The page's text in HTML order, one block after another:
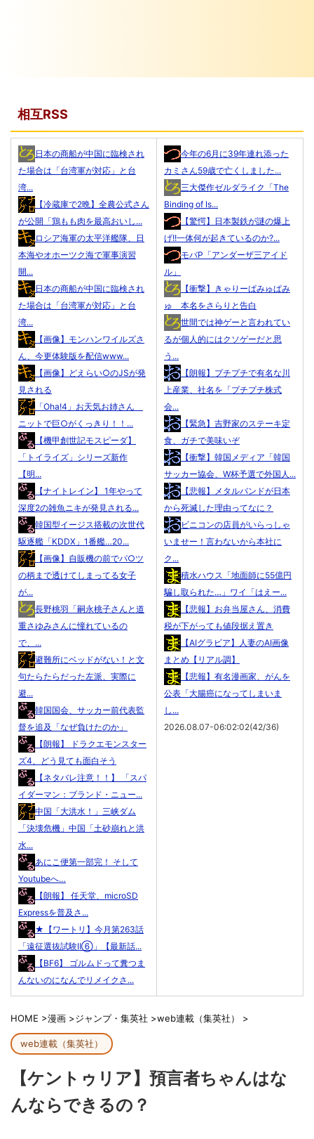
相互RSS
日本の商船が中国に臨検され
た場合は「台湾軍が対応」と台
湾...
【冷蔵庫で2晩】全農公式さん
が公開「鶏もも肉を最高おいし...
ロシア海軍の太平洋艦隊、日
本海やオホーツク海で軍事演習
開...
日本の商船が中国に臨検され
た場合は「台湾軍が対応」と台
湾...
【画像】モンハンワイルズさ
ん、今更体験版を配信www...
【画像】どえらい○のJSが発
見される
「Oha!4」お天気お姉さん
ニットで巨○がくっきり！！...
【機甲創世記モスピーダ】
「トイライズ」シリーズ新作
【明...
【ナイトレイン】 1年やって
深度2の雑魚ニキが発見される...
韓国型イージス搭載の次世代
駆逐艦「KDDX」1番艦…20...
【画像】自販機の前でパ○ツ
の柄まで透けてしまってる女子
が...
長野桃羽「嗣永桃子さんと道
重さゆみさんに憧れているの
で、...
避難所にベッドがない！と文
句たらたらだった左派、実際に
避...
韓国国会、サッカー前代表監
督を追及「なぜ負けたのか」
【朗報】 ドラクエモンスター
ズ4、どう見ても面白そう
【ネタバレ注意！！】 「スパ
イダーマン：ブランド・ニュー...
中国「大洪水！」三峡ダム
「決壊危機」中国「土砂崩れと洪
水...
あにこ便第一部完！ そして
Youtubeへ…
【朗報】 任天堂、microSD
Expressを普及さ...
★【ワートリ】今月第263話
「遠征選抜試験Ⅱ⑥」【最新話...
【BF6】 ゴルムドって糞つま
んないのになんでリメイクさ...
今年の6月に39年連れ添った
カミさん59歳で亡くしました...
三大傑作ゼルダライク「The
Binding of Is...
【驚愕】日本製鉄が謎の爆上
げ!!一体何が起きているのか?...
モバP「アンダーザ三アイド
ル」
【衝撃】きゃりーぱみゅぱみ
ゅ 本名をさらりと告白
世間では神ゲーと言われてい
るが個人的にはクソゲーだと思
う...
【朗報】プチプチで有名な川
上産業、社名を「プチプチ株式
会...
【緊急】吉野家のステーキ定
食、ガチで美味いぞ
【衝撃】韓国メディア「韓国
サッカー協会、W杯予選で外国人...
【悲報】メタルバンドが日本
から死滅した理由ってなに？
ビニコンの店員がいらっしゃ
いませー！言わないから本社に
ク...
積水ハウス「地面師に55億円
騙し取られた…」ワイ「はえー...
【悲報】お弁当屋さん、消費
税が下がっても値段据え置き
【AIグラビア】人妻のAI画像
まとめ【リアル調】
【悲報】有名漫画家、がんを
公表「大腸癌になってしまいま
し...
2026.08.07-06:02:02(42/36)
HOME >漫画 >ジャンプ・集英社 >web連載（集英社） >
web連載（集英社）
【ケントゥリア】預言者ちゃんはな
んならできるの？